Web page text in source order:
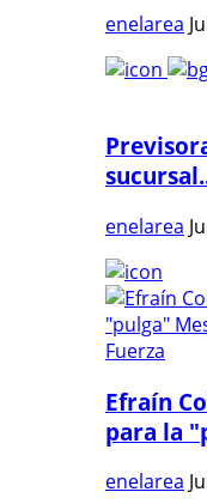
enelarea
enelarea
Efraín
para la
enelarea